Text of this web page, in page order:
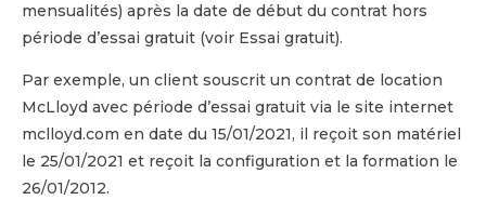
mensualités) après la date de début du contrat hors
période d’essai gratuit (voir Essai gratuit).
Par exemple, un client souscrit un contrat de location
McLloyd avec période d’essai gratuit via le site internet
mclloyd.com en date du 15/01/2021, il reçoit son matériel
le 25/01/2021 et reçoit la configuration et la formation le
26/01/2012.